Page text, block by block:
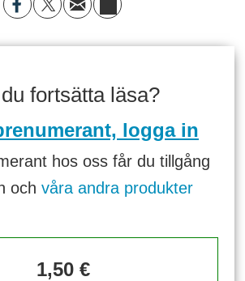
fortsätta läsa?
logga in
hos oss får du tillgång
och våra andra produkter
1,50 €